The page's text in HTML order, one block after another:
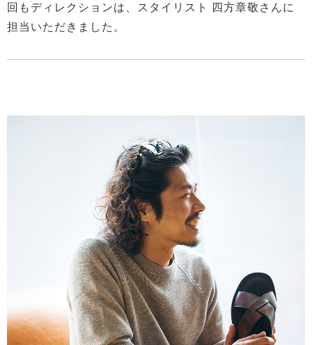
回もディレクションは、スタイリスト 四方章敬さんに
担当いただきました。